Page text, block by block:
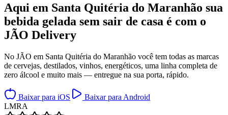
Aqui em Santa Quitéria do Maranhão sua
bebida gelada sem sair de casa é com o
JÃO Delivery
No JÃO em Santa Quitéria do Maranhão você tem todas as marcas
de cervejas, destilados, vinhos, energéticos, uma linha completa de
zero álcool e muito mais — entregue na sua porta, rápido.
Baixar para iOS
Baixar para Android
LMRA